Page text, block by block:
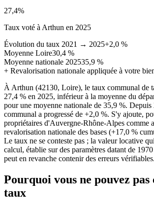
27,4%
Taux voté à Arthun en 2025
Évolution du taux 2021 → 2025+2,0 %
Moyenne Loire30,4 %
Moyenne nationale 202535,9 %
+ Revalorisation nationale appliquée à votre
À Arthun (42130, Loire), le taux communal de
27,4 % en 2025, inférieur à la moyenne du
pour une moyenne nationale de 35,9 %.
communal a progressé de +2,0 %. S'y ajoute,
propriétaires d'Auvergne-Rhône-Alpes comme
revalorisation nationale des bases (+17,0 %
Le taux ne se conteste pas ; la valeur locative
calcul, établie sur des paramètres datant de
peut en revanche contenir des erreurs vérifiables.
Pourquoi vous ne pouvez pas
taux